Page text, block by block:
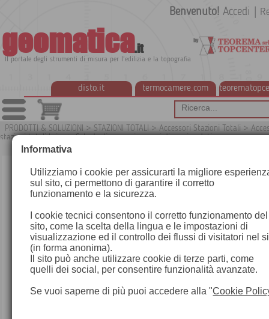
geomatica.it
Il portale degli strumenti di misura per l'edilizia e la topografia
disto.it termocamere.com
Benvenuto! Accedi
PRODOTTI & SOLUZIONI > STAZIONI TOTALI > Accessori Stazioni Totali >
stazioni totali Leica>Schede di memoria e cavi di scarico dati
Informativa
Utilizziamo i cookie per assicurarti la migliore
sul sito, ci permettono di garantire il corretto
funzionamento e la sicurezza.
I cookie tecnici consentono il corretto funzionamento del
sito, come la scelta della lingua e le impostazioni di
visualizzazione ed il controllo dei flussi di visitatori nel
(in forma anonima).
Il sito può anche utilizzare cookie di terze parti, come
quelli dei social, per consentire funzionalità avanzate.
Se vuoi saperne di più puoi accedere alla "Cookie